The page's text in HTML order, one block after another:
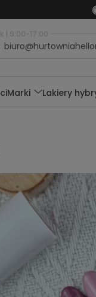
| 9:00-17:00
Marki Lakiery